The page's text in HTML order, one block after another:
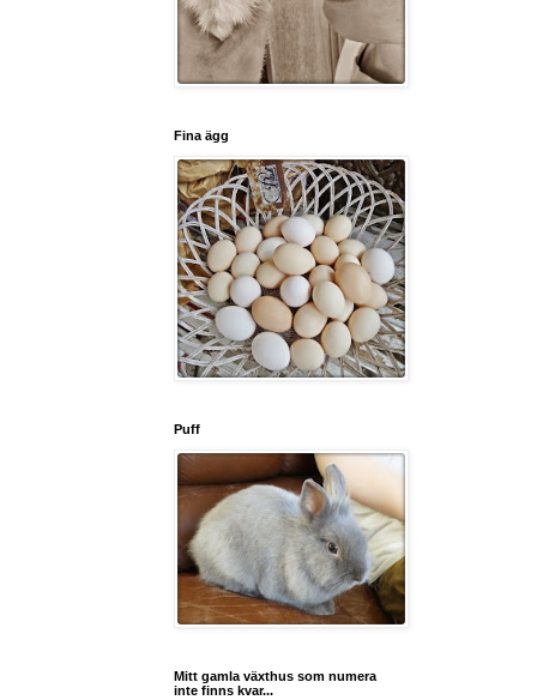
Fina ägg
Puff
Mitt gamla växthus som numera
inte finns kvar...